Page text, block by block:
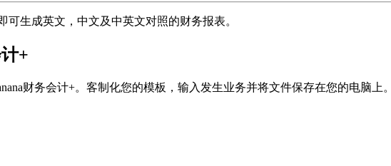
生成英文，中文及中英文对照的财务报表。
+
财务会计+。客制化您的模板，输入发生业务并将文件保存在您的电脑上